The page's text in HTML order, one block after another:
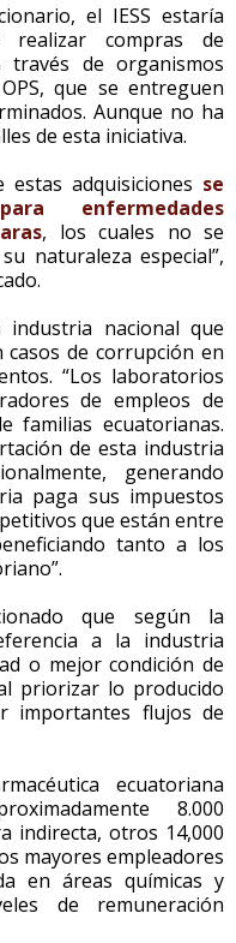
el IESS estaría
compras de
través de organismos
que se entreguen
Aunque no ha
de esta iniciativa.
estas adquisiciones se
enfermedades
, los cuales no se
naturaleza especial”,
industria nacional que
casos de corrupción en
“Los laboratorios
de empleos de
familias ecuatorianas.
de esta industria
generando
paga sus impuestos
que están entre
tanto a los
que según la
a la industria
o mejor condición de
priorizar lo producido
importantes flujos de
ecuatoriana
8.000
indirecta, otros 14,000
mayores empleadores
en áreas químicas y
de remuneración